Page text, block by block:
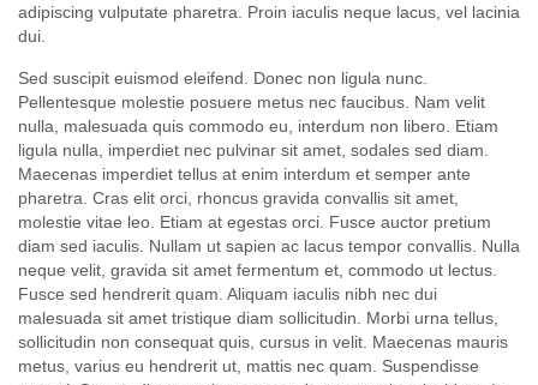
adipiscing vulputate pharetra. Proin iaculis neque lacus, vel lacinia
dui.
Sed suscipit euismod eleifend. Donec non ligula nunc.
Pellentesque molestie posuere metus nec faucibus. Nam velit
nulla, malesuada quis commodo eu, interdum non libero. Etiam
ligula nulla, imperdiet nec pulvinar sit amet, sodales sed diam.
Maecenas imperdiet tellus at enim interdum et semper ante
pharetra. Cras elit orci, rhoncus gravida convallis sit amet,
molestie vitae leo. Etiam at egestas orci. Fusce auctor pretium
diam sed iaculis. Nullam ut sapien ac lacus tempor convallis. Nulla
neque velit, gravida sit amet fermentum et, commodo ut lectus.
Fusce sed hendrerit quam. Aliquam iaculis nibh nec dui
malesuada sit amet tristique diam sollicitudin. Morbi urna tellus,
sollicitudin non consequat quis, cursus in velit. Maecenas mauris
metus, varius eu hendrerit ut, mattis nec quam. Suspendisse